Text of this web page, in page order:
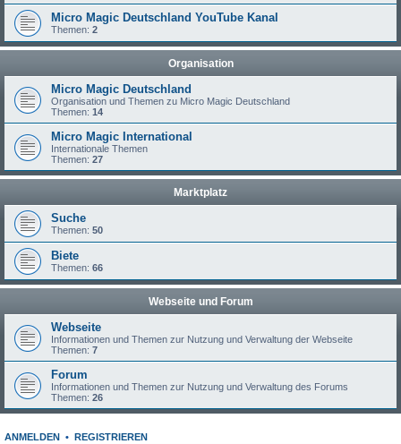
Micro Magic Deutschland YouTube Kanal
Themen: 2
Organisation
Micro Magic Deutschland
Organisation und Themen zu Micro Magic Deutschland
Themen: 14
Micro Magic International
Internationale Themen
Themen: 27
Marktplatz
Suche
Themen: 50
Biete
Themen: 66
Webseite und Forum
Webseite
Informationen und Themen zur Nutzung und Verwaltung der Webseite
Themen: 7
Forum
Informationen und Themen zur Nutzung und Verwaltung des Forums
Themen: 26
ANMELDEN •
REGISTRIEREN